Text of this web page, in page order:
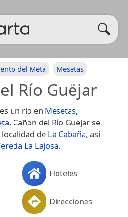
del Meta Mesetas
Río Guëjar
un río en Mesetas,
. Cañon del Río Guëjar se
de La Cabaña, así
La Lajosa.
Hoteles
Direcciones